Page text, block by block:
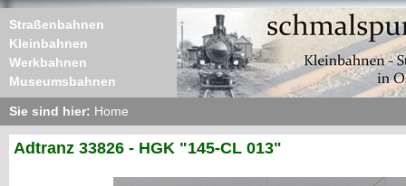
Straßenbahnen
Kleinbahnen
Werkbahnen
Museumsbahnen
Sie sind hier: Home
Adtranz 33826 - HGK "145-CL 013"